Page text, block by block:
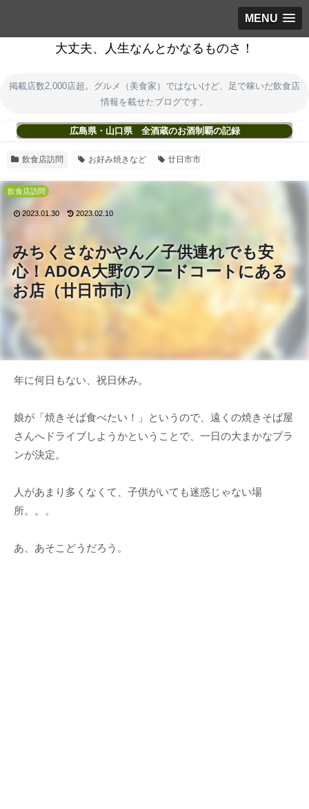
MENU
大丈夫、人生なんとかなるものさ！
掲載店数2,000店超。グルメ（美食家）ではないけど、足で稼いだ飲食店
情報を載せたブログです。
広島県・山口県 全酒蔵のお酒制覇の記録
飲食店訪問 お好み焼きなど 廿日市市
みちくさなかやん／子供連れでも安
心！ADOA大野のフードコートにある
お店（廿日市市）
飲食店訪問
2023.01.30 2023.02.10
年に何日もない、祝日休み。
娘が「焼きそば食べたい！」というので、遠くの焼きそば屋
さんへドライブしようかということで、一日の大まかなプラ
ンが決定。
人があまり多くなくて、子供がいても迷惑じゃない場
所。。。
あ、あそこどうだろう。